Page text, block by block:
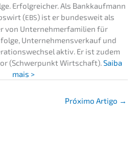
Erfolg­rei­cher. Als Bankkauf­mann
(EBS) ist er bundes­weit als
von Unter­neh­mer­fa­mi­li­en für
Unter­nehmens­verkauf und
aktiv. Er ist zudem
(Schwer­punkt Wirtschaft).Saiba
mais >
Próxi­mo Artigo →